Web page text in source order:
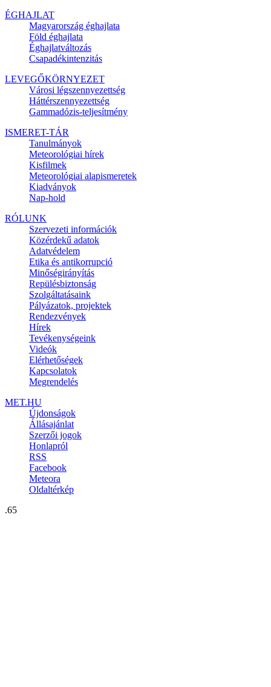
ÉGHAJLAT
Magyarország éghajlata
Föld éghajlata
Éghajlatváltozás
Csapadékintenzitás
LEVEGŐKÖRNYEZET
Városi légszennyezettség
Háttérszennyezettség
Gammadózis-teljesítmény
ISMERET-TÁR
Tanulmányok
Meteorológiai hírek
Kisfilmek
Meteorológiai alapismeretek
Kiadványok
Nap-hold
RÓLUNK
Szervezeti információk
Közérdekű adatok
Adatvédelem
Etika és antikorrupció
Minőségirányítás
Repülésbiztonság
Szolgáltatásaink
Pályázatok, projektek
Rendezvények
Hírek
Tevékenységeink
Videók
Elérhetőségek
Kapcsolatok
Megrendelés
MET.HU
Újdonságok
Állásajánlat
Szerzői jogok
Honlapról
RSS
Facebook
Meteora
Oldaltérkép
.65